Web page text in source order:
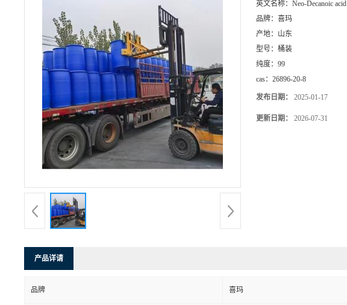
英文名称： Neo-Decanoic acid
品牌： 喜玛
产地： 山东
型号： 桶装
纯度： 99
cas： 26896-20-8
发布日期： 2025-01-17
更新日期： 2026-07-31
产品详请
品牌 喜玛